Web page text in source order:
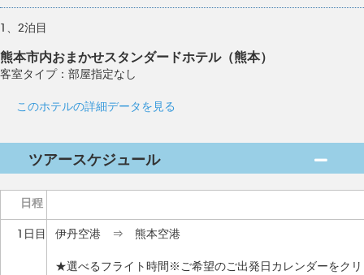
1、2泊目
熊本市内おまかせスタンダードホテル（熊本）
客室タイプ：部屋指定なし
このホテルの詳細データを見る
ツアースケジュール
日程
1日目
伊丹空港 ⇒ 熊本空港
★選べるフライト時間※ご希望のご出発日カレンダーをク